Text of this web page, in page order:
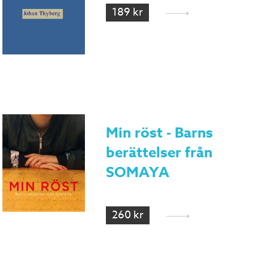
189 kr
Min röst - Barns
berättelser från
SOMAYA
260 kr